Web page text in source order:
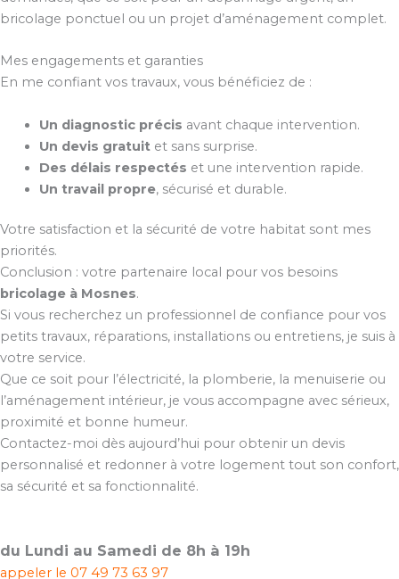
bricolage ponctuel ou un projet d’aménagement complet.
Mes engagements et garanties
En me confiant vos travaux, vous bénéficiez de :
Un diagnostic précis avant chaque intervention.
Un devis gratuitet sans surprise.
Des délais respectés et une intervention rapide.
Un travail propre, sécurisé et durable.
Votre satisfaction et la sécurité de votre habitat sont mes
priorités.
Conclusion : votre partenaire local pour vos besoins
bricolage à Mosnes.
Si vous recherchez un professionnel de confiance pour vos
petits travaux, réparations, installations ou entretiens, je suis à
votre service.
Que ce soit pour l’électricité, la plomberie, la menuiserie ou
l’aménagement intérieur, je vous accompagne avec sérieux,
proximité et bonne humeur.
Contactez-moi dès aujourd’hui pour obtenir un devis
personnalisé et redonner à votre logement tout son confort,
sa sécurité et sa fonctionnalité.
du Lundi au Samedi de 8h à 19h
appeler le 07 49 73 63 97